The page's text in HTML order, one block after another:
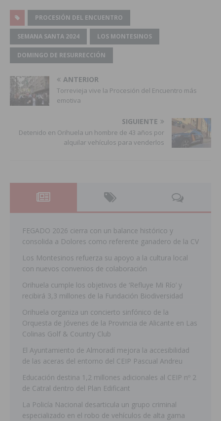
PROCESIÓN DEL ENCUENTRO
SEMANA SANTA 2024 LOS MONTESINOS
DOMINGO DE RESURRECCIÓN
ANTERIOR
Torrevieja vive la Procesión del Encuentro más
emotiva
SIGUIENTE
Detenido en Orihuela un hombre de 43 años por
alquilar vehículos para venderlos
FEGADO 2026 cierra con un balance histórico y
consolida a Dolores como referente ganadero de la CV
Los Montesinos refuerza su apoyo a la cultura local
con nuevos convenios de colaboración
Orihuela cumple los objetivos de ‘Refluye Mi Río’ y
recibirá 3,3 millones de la Fundación Biodiversidad
Orihuela organiza un concierto sinfónico de la
Orquesta de Jóvenes de la Provincia de Alicante en Las
Colinas Golf & Country Club
El Ayuntamiento de Almoradí mejora la accesibilidad
de las aceras del entorno del CEIP Pascual Andreu
Educación destina 1,2 millones adicionales al CEIP nº 2
de Catral dentro del Plan Edificant
La Policía Nacional desarticula un grupo criminal
especializado en el robo de vehículos de alta gama